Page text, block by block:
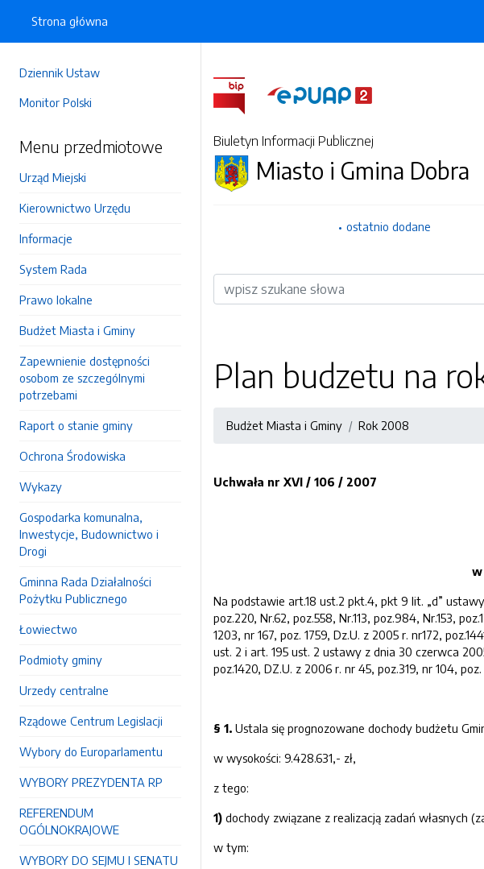
Dziennik Ustaw
Monitor Polski
Menu przedmiotowe
Urząd Miejski
Kierownictwo Urzędu
Informacje
System Rada
Prawo lokalne
Budżet Miasta i Gminy
Zapewnienie dostępności
osobom ze szczególnymi
potrzebami
Raport o stanie gminy
Ochrona Środowiska
Wykazy
Gospodarka komunalna,
Inwestycje, Budownictwo i
Drogi
Gminna Rada Działalności
Pożytku Publicznego
Łowiectwo
Podmioty gminy
Urzedy centralne
Rządowe Centrum Legislacji
Wybory do Europarlamentu
WYBORY PREZYDENTA RP
REFERENDUM
OGÓLNOKRAJOWE
WYBORY DO SEJMU I SENATU
Strona główna
Biuletyn Informacji Publicznej
Miasto i Gmina Dobra
ostatnio dodane
Wyszukiwarka
Plan budzetu na
Budżet Miasta i Gminy Rok 2008
Uchwała nr XVI / 106 / 2007
w
Na podstawie art.18 ust.2 pkt.4, pkt 9 lit. „d” ustawy
poz.220, Nr.62, poz.558, Nr.113, poz.984, Nr.153,
1203, nr 167, poz. 1759, Dz.U. z 2005 r. nr172,
ust. 2 i art. 195 ust. 2 ustawy z dnia 30 czerwca
poz.1420, DZ.U. z 2006 r. nr 45, poz.319, nr 104, poz.
§ 1. Ustala się prognozowane dochody budżetu
w wysokości: 9.428.631,- zł,
z tego:
1) dochody związane z realizacją zadań własnych
w tym: